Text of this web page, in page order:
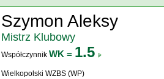
Szymon Aleksy
Mistrz Klubowy
Współczynnik WK = 1.5
Wielkopolski WZBS (WP)